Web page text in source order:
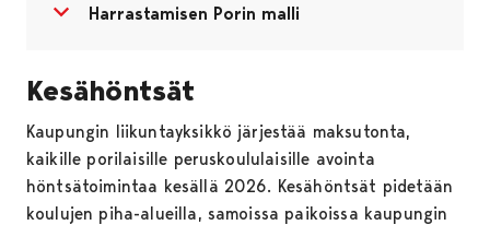
Avaa valikko
Sulje valikko
Harrastamisen Porin malli
Kesähöntsät
Kaupungin liikuntayksikkö järjestää maksutonta,
kaikille porilaisille peruskoululaisille avointa
höntsätoimintaa kesällä 2026. Kesähöntsät pidetään
koulujen piha-alueilla, samoissa paikoissa kaupungin